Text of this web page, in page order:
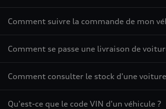
Comment suivre la commande de mon
Comment se passe une livraison de
Comment consulter le stock d'une voiture
Qu'est-ce que le code VIN d'un véhicule ?